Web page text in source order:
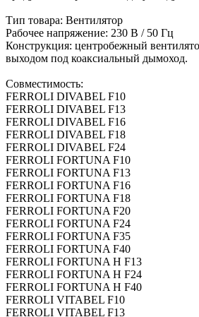
Тип товара: Вентилятор
Рабочее напряжение: 230 В / 50 Гц
Конструкция: центробежный
выходом под коаксиальный дымоход.
Совместимость:
FERROLI DIVABEL F10
FERROLI DIVABEL F13
FERROLI DIVABEL F16
FERROLI DIVABEL F18
FERROLI DIVABEL F24
FERROLI FORTUNA F10
FERROLI FORTUNA F13
FERROLI FORTUNA F16
FERROLI FORTUNA F18
FERROLI FORTUNA F20
FERROLI FORTUNA F24
FERROLI FORTUNA F35
FERROLI FORTUNA F40
FERROLI FORTUNA H F13
FERROLI FORTUNA H F24
FERROLI FORTUNA H F40
FERROLI VITABEL F10
FERROLI VITABEL F13